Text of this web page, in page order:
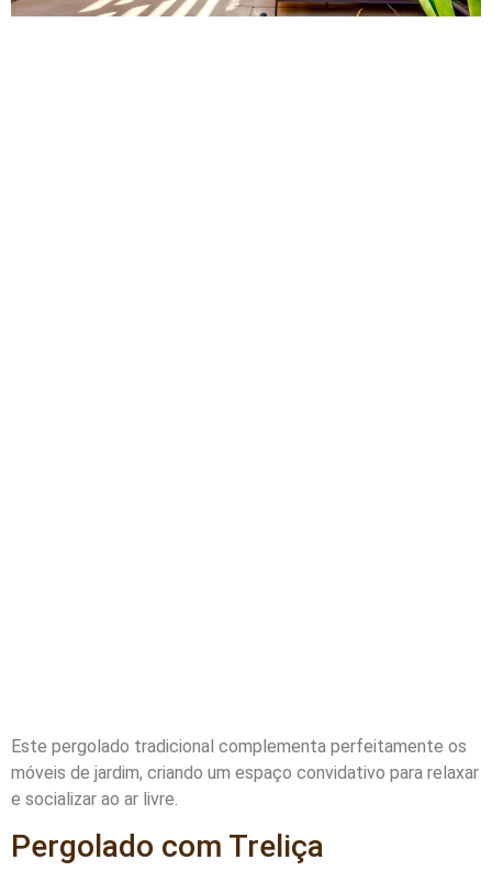
Este pergolado tradicional complementa perfeitamente os
móveis de jardim, criando um espaço convidativo para relaxar
e socializar ao ar livre.
Pergolado com Treliça